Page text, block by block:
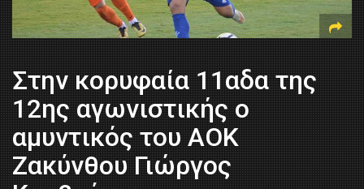
Στην κορυφαία 11αδα της
12ης αγωνιστικής ο
αμυντικός του ΑΟΚ
Ζακύνθου Γιώργος